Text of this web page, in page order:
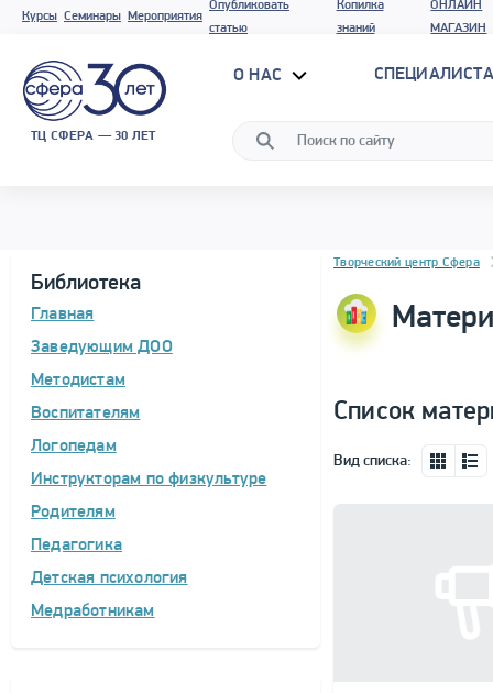
Курсы Семинары Мероприятия
Опубликовать
статью
Копилка
знаний
ОНЛАЙН
МАГАЗИН
ТЦ СФЕРА — 30 ЛЕТ
О НАС
Библиотека
Главная
Заведующим ДОО
Методистам
Воспитателям
Логопедам
Инструкторам по физкультуре
Родителям
Педагогика
Детская психология
Медработникам
Блок новостей
Творческий центр Сфера
Список
Вид списка: